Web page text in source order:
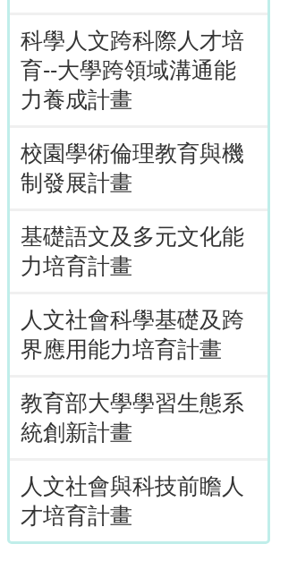
科學人文跨科際人才培
育--大學跨領域溝通能
力養成計畫
校園學術倫理教育與機
制發展計畫
基礎語文及多元文化能
力培育計畫
人文社會科學基礎及跨
界應用能力培育計畫
教育部大學學習生態系
統創新計畫
人文社會與科技前瞻人
才培育計畫